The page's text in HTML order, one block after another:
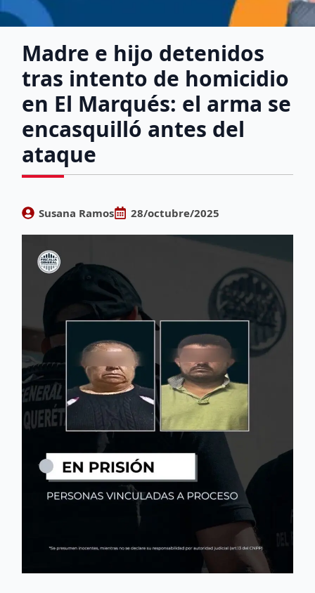
Madre e hijo detenidos
tras intento de homicidio
en El Marqués: el arma se
encasquilló antes del
ataque
Susana Ramos 28/octubre/2025